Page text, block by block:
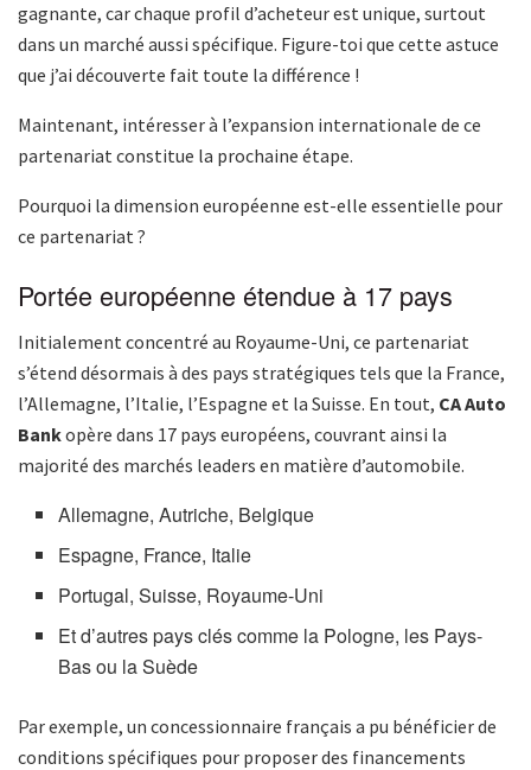
gagnante, car chaque profil d’acheteur est unique, surtout
dans un marché aussi spécifique. Figure-toi que cette astuce
que j’ai découverte fait toute la différence !
Maintenant, intéresser à l’expansion internationale de ce
partenariat constitue la prochaine étape.
Pourquoi la dimension européenne est-elle essentielle pour
ce partenariat ?
Portée européenne étendue à 17 pays
Initialement concentré au Royaume-Uni, ce partenariat
s’étend désormais à des pays stratégiques tels que la France,
l’Allemagne, l’Italie, l’Espagne et la Suisse. En tout, CA Auto
Bankopère dans 17 pays européens, couvrant ainsi la
majorité des marchés leaders en matière d’automobile.
Allemagne, Autriche, Belgique
Espagne, France, Italie
Portugal, Suisse, Royaume-Uni
Et d’autres pays clés comme la Pologne, les Pays-
Bas ou la Suède
Par exemple, un concessionnaire français a pu bénéficier de
conditions spécifiques pour proposer des financements